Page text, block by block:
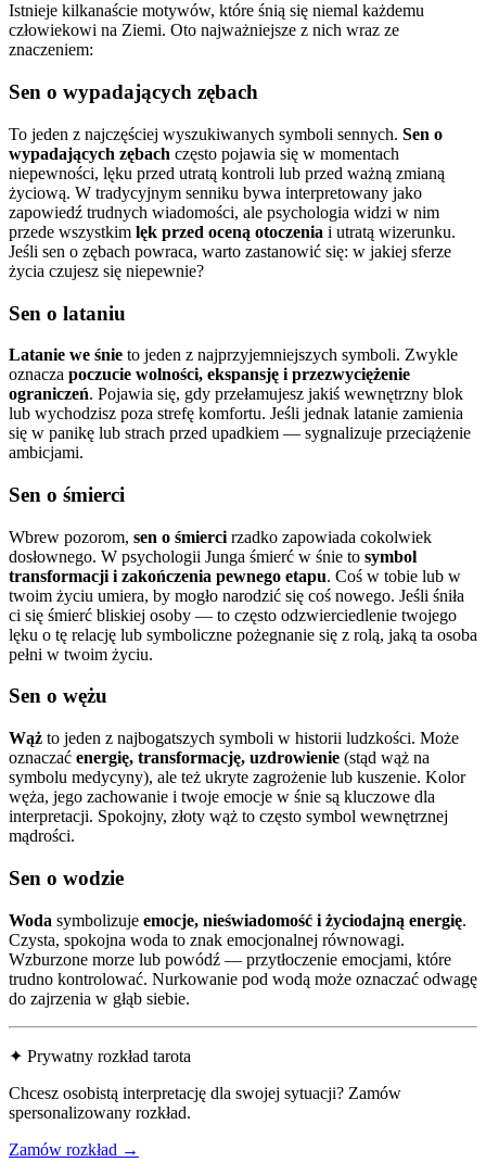
Istnieje kilkanaście motywów, które śnią się niemal każdemu
człowiekowi na Ziemi. Oto najważniejsze z nich wraz ze
znaczeniem:
Sen o wypadających zębach
To jeden z najczęściej wyszukiwanych symboli sennych. Sen o
wypadających zębach często pojawia się w momentach
niepewności, lęku przed utratą kontroli lub przed ważną zmianą
życiową. W tradycyjnym senniku bywa interpretowany jako
zapowiedź trudnych wiadomości, ale psychologia widzi w nim
przede wszystkim lęk przed oceną otoczenia i utratą wizerunku.
Jeśli sen o zębach powraca, warto zastanowić się: w jakiej sferze
życia czujesz się niepewnie?
Sen o lataniu
Latanie we śnie to jeden z najprzyjemniejszych symboli. Zwykle
oznacza poczucie wolności, ekspansję i przezwyciężenie
ograniczeń. Pojawia się, gdy przełamujesz jakiś wewnętrzny blok
lub wychodzisz poza strefę komfortu. Jeśli jednak latanie zamienia
się w panikę lub strach przed upadkiem — sygnalizuje przeciążenie
ambicjami.
Sen o śmierci
Wbrew pozorom, sen o śmierci rzadko zapowiada cokolwiek
dosłownego. W psychologii Junga śmierć w śnie to symbol
transformacji i zakończenia pewnego etapu. Coś w tobie lub w
twoim życiu umiera, by mogło narodzić się coś nowego. Jeśli śniła
ci się śmierć bliskiej osoby — to często odzwierciedlenie twojego
lęku o tę relację lub symboliczne pożegnanie się z rolą, jaką ta osoba
pełni w twoim życiu.
Sen o wężu
Wąż to jeden z najbogatszych symboli w historii ludzkości. Może
oznaczać energię, transformację, uzdrowienie (stąd wąż na
symbolu medycyny), ale też ukryte zagrożenie lub kuszenie. Kolor
węża, jego zachowanie i twoje emocje w śnie są kluczowe dla
interpretacji. Spokojny, złoty wąż to często symbol wewnętrznej
mądrości.
Sen o wodzie
Woda symbolizuje emocje, nieświadomość i życiodajną energię.
Czysta, spokojna woda to znak emocjonalnej równowagi.
Wzburzone morze lub powódź — przytłoczenie emocjami, które
trudno kontrolować. Nurkowanie pod wodą może oznaczać odwagę
do zajrzenia w głąb siebie.
✦ Prywatny rozkład tarota
Chcesz osobistą interpretację dla swojej sytuacji? Zamów
spersonalizowany rozkład.
Zamów rozkład →